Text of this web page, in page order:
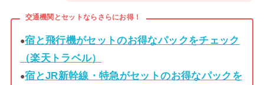
交通機関とセットならさらにお得！
●宿と飛行機がセットのお得なパックをチェック
（楽天トラベル）
●宿とJR新幹線・特急がセットのお得なパックを